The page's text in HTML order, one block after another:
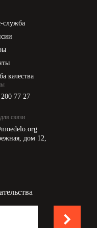
служба
качества
77 27
связи
дом 12,